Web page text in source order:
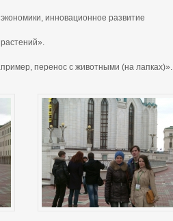
инновационное развитие
перенос с животными (на лапках)».